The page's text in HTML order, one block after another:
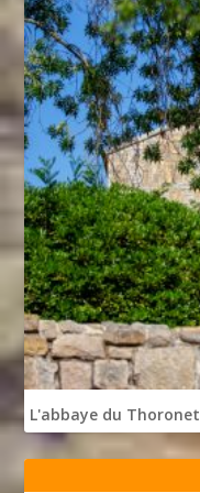
L'abbaye du Thoronet